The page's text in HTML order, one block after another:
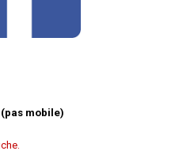
mobile)